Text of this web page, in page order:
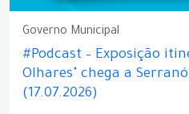
Governo Municipal
#Podcast – Exposição
Olhares" chega a
(17.07.2026)